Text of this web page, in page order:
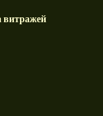
витражей